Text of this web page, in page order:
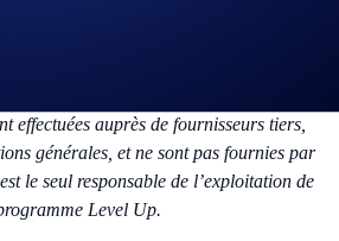
effectuées auprès de fournisseurs tiers,
générales, et ne sont pas fournies par
est le seul responsable de l’exploitation de
Level Up.